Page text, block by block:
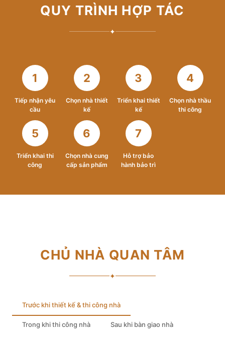
QUY TRÌNH HỢP TÁC
✦
1
Tiếp nhận yêu
cầu
2
Chọn nhà thiết
kế
3
Triển khai thiết
kế
4
Chọn nhà thầu
thi công
5
Triển khai thi
công
6
Chọn nhà cung
cấp sản phẩm
7
Hỗ trợ bảo
hành bảo trì
CHỦ NHÀ QUAN TÂM
✦
Trước khi thiết kế & thi công nhà
Trong khi thi công nhà Sau khi bàn giao nhà